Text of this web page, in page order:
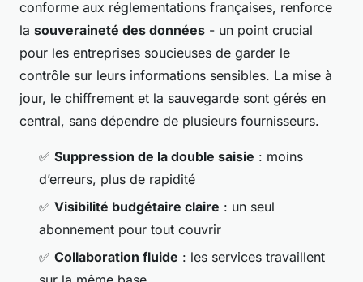
conforme aux réglementations françaises, renforce
la souveraineté des données - un point crucial
pour les entreprises soucieuses de garder le
contrôle sur leurs informations sensibles. La mise à
jour, le chiffrement et la sauvegarde sont gérés en
central, sans dépendre de plusieurs fournisseurs.
✅ Suppression de la double saisie : moins
d’erreurs, plus de rapidité
✅ Visibilité budgétaire claire : un seul
abonnement pour tout couvrir
✅ Collaboration fluide : les services travaillent